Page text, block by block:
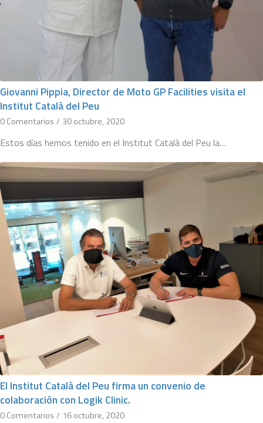
Giovanni Pippia, Director de Moto GP Facilities visita el
Institut Català del Peu
0 Comentarios / 30 octubre, 2020
Estos días hemos tenido en el Institut Català del Peu la…
El Institut Català del Peu firma un convenio de
colaboración con Logik Clinic.
0 Comentarios / 16 octubre, 2020